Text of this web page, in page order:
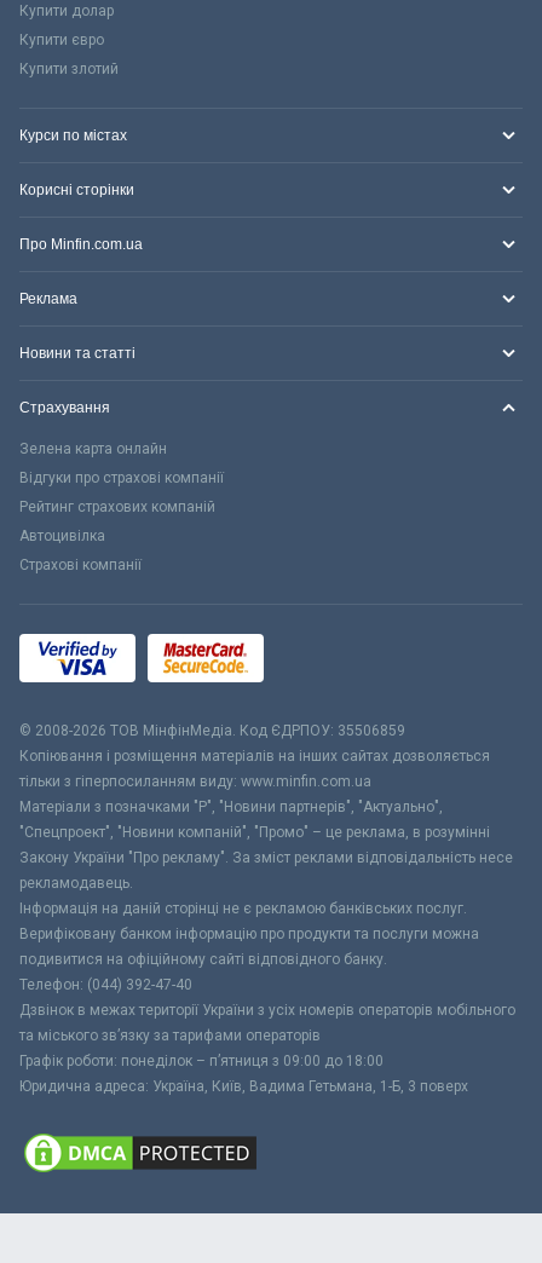
Купити долар
Купити євро
Купити злотий
Курси по містах
Корисні сторінки
Про Minfin.com.ua
Реклама
Новини та статті
Страхування
Зелена карта онлайн
Відгуки про страхові компанії
Рейтинг страхових компаній
Автоцивілка
Страхові компанії
© 2008-2026 ТОВ МiнфiнМедiа. Код ЄДРПОУ: 35506859
Копіювання і розміщення матеріалів на інших сайтах дозволяється
тільки з гіперпосиланням виду: www.minfin.com.ua
Матеріали з позначками "Р", "Новини партнерів", "Актуально",
"Спецпроект", "Новини компаній", "Промо" – це реклама, в розумінні
Закону України "Про рекламу". За зміст реклами відповідальність несе
рекламодавець.
Інформація на даній сторінці не є рекламою банківських послуг.
Верифіковану банком інформацію про продукти та послуги можна
подивитися на офіційному сайті відповідного банку.
Телефон: (044) 392-47-40
Дзвінок в межах території України з усіх номерів операторів мобільного
та міського зв’язку за тарифами операторів
Графік роботи: понеділок – п’ятниця з 09:00 до 18:00
Юридична адреса: Україна, Київ, Вадима Гетьмана, 1-Б, 3 поверх